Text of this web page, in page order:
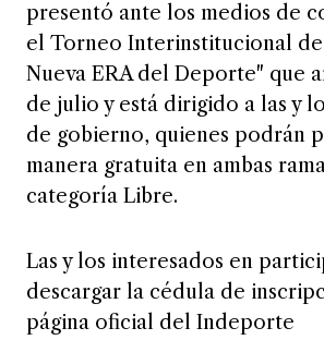
presentó ante los medios de
el Torneo Interinstitucional de
Nueva ERA del Deporte" que
de julio y está dirigido a las y
de gobierno, quienes podrán
manera gratuita en ambas
categoría Libre.
Las y los interesados en
descargar la cédula de
página oficial del Indeporte